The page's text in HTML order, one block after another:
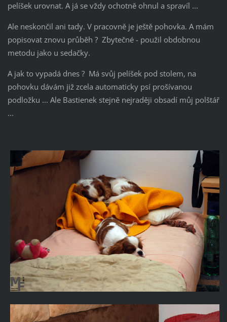
pelíšek urovnat. A já se vždy ochotně ohnul a spravíl ...
Ale neskončil ani tady. V pracovně je ještě pohovka. A mám
popisovat znovu průběh ? Zbytečné - použil obdobnou
metodu jako u sedačky.
A jak to vypadá dnes ? Má svůj pelíšek pod stolem, na
pohovku dávám již zcela automaticky psí prošívanou
podložku ... Ale Bastienek stejně nejraději obsadí můj polštář
...